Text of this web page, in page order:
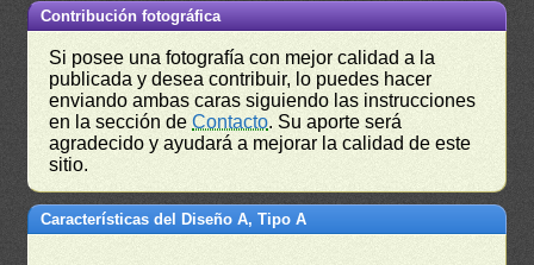
Contribución fotográfica
Si posee una fotografía con mejor calidad a la
publicada y desea contribuir, lo puedes hacer
enviando ambas caras siguiendo las instrucciones
en la sección deContacto. Su aporte será
agradecido y ayudará a mejorar la calidad de este
sitio.
Características del Diseño A, Tipo A